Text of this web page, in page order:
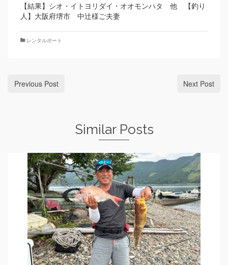
【結果】シオ・イトヨリダイ・オオモンハタ 他 【釣り
人】大阪府堺市 中辻様ご夫妻
レンタルボート
Previous Post Next Post
Similar Posts